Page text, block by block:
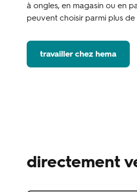
à ongles, en magasin ou en
peuvent choisir parmi plus
travailler chez hema
directement